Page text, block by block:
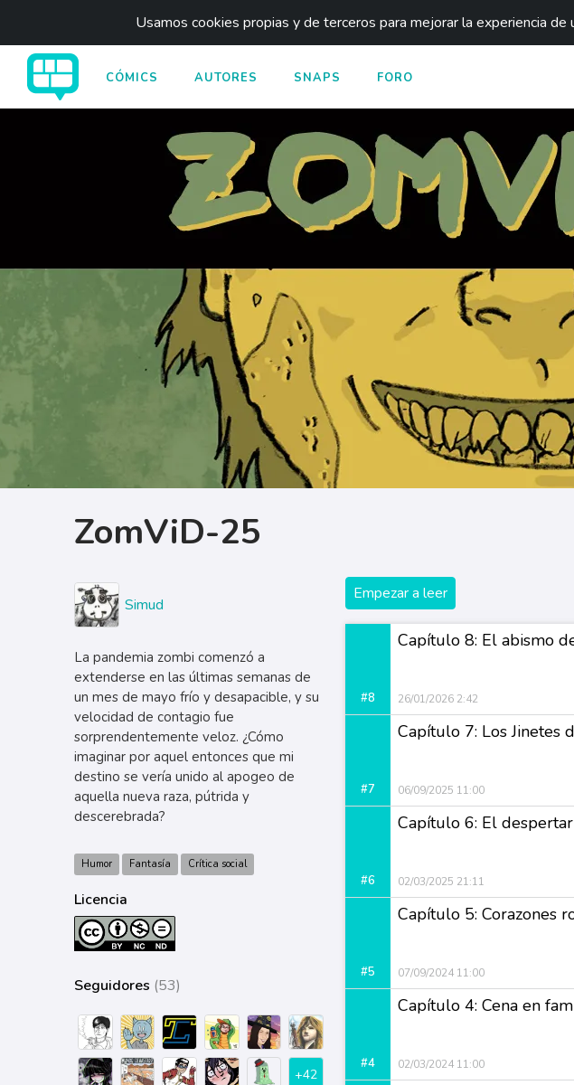
Usamos cookies propias y de terceros para mejorar la experiencia
CÓMICS AUTORES SNAPS FORO
ZomViD-25
Simud
La pandemia zombi comenzó a
extenderse en las últimas semanas de
un mes de mayo frío y desapacible, y su
velocidad de contagio fue
sorprendentemente veloz. ¿Cómo
imaginar por aquel entonces que mi
destino se vería unido al apogeo de
aquella nueva raza, pútrida y
descerebrada?
Humor Fantasía Crítica social
Licencia
Seguidores (53)
+42
Empezar a leer
#8
Capítulo 8: El abismo
26/01/2026 2:42
#7
Capítulo 7: Los Jinetes
06/09/2025 11:00
#6
Capítulo 6: El
02/03/2025 21:11
#5
Capítulo 5: Corazones
07/09/2024 11:00
#4
Capítulo 4: Cena en
02/03/2024 11:00